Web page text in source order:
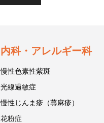
内科・アレルギー科
慢性色素性紫斑
光線過敏症
慢性じんま疹（蕁麻疹）
花粉症